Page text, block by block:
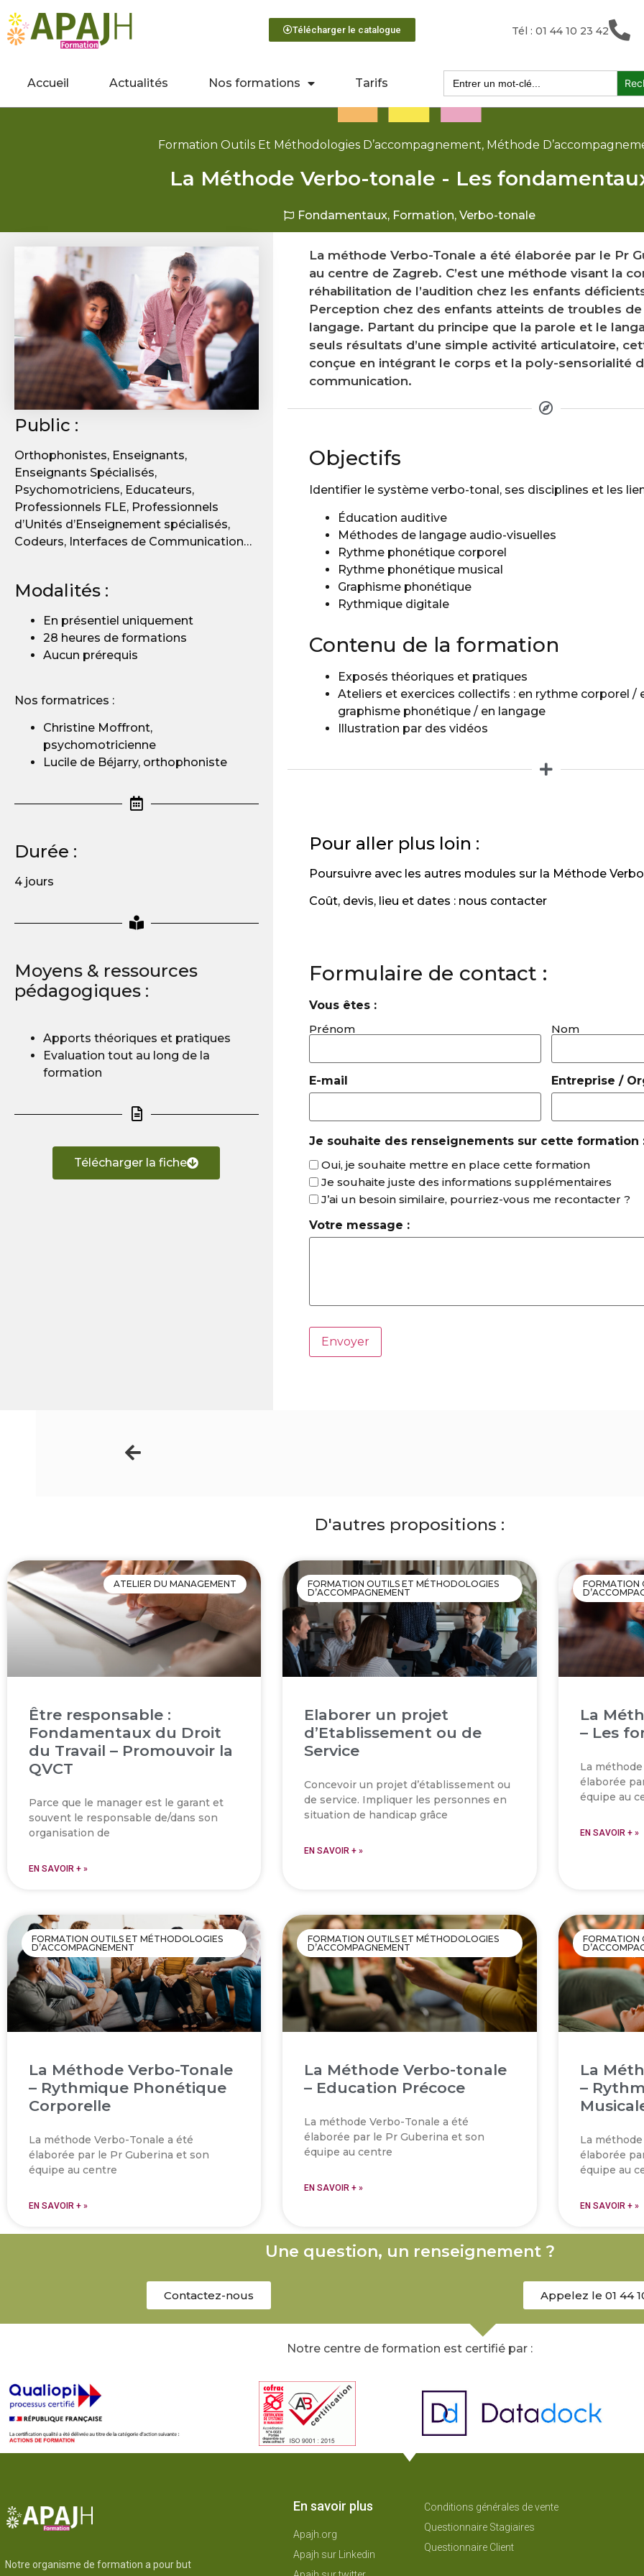
Télécharger le catalogue Tél : 01 44 10 23 42
Accueil Actualités Nos formations Tarifs
Search
for:
Formation Outils Et Méthodologies D’accompagnement, Méthode
La Méthode Verbo-tonale - Les
Fondamentaux, Formation, Verbo-tonale
Public :
Orthophonistes, Enseignants,
Enseignants Spécialisés,
Psychomotriciens, Educateurs,
Professionnels FLE, Professionnels
d’Unités d’Enseignement spécialisés,
Codeurs, Interfaces de Communication…
Modalités :
En présentiel uniquement
28 heures de formations
Aucun prérequis
Nos formatrices :
Christine Moffront,
psychomotricienne
Lucile de Béjarry, orthophoniste
Durée :
4 jours
Moyens & ressources
pédagogiques :
Apports théoriques et pratiques
Evaluation tout au long de la
formation
Télécharger la fiche
La méthode Verbo-Tonale a été élaborée par le Pr
au centre de Zagreb. C’est une méthode visant la
réhabilitation de l’audition chez les enfants
Perception chez des enfants atteints de troubles
langage. Partant du principe que la parole et le
seuls résultats d’une simple activité articulatoire,
conçue en intégrant le corps et la poly-sensorialité
communication.
Objectifs
Identifier le système verbo-tonal, ses disciplines et les
Éducation auditive
Méthodes de langage audio-visuelles
Rythme phonétique corporel
Rythme phonétique musical
Graphisme phonétique
Rythmique digitale
Contenu de la formation
Exposés théoriques et pratiques
Ateliers et exercices collectifs : en rythme corporel /
graphisme phonétique / en langage
Illustration par des vidéos
Pour aller plus loin :
Poursuivre avec les autres modules sur la Méthode
Coût, devis, lieu et dates : nous contacter
Formulaire de contact :
Vous êtes :
Prénom
Nom
E-mail Entreprise /
Je souhaite des renseignements sur cette formation
Oui, je souhaite mettre en place cette formation
Je souhaite juste des informations supplémentaires
J’ai un besoin similaire, pourriez-vous me recontacter ?
Votre message :
D'autres propositions :
ATELIER DU MANAGEMENT
Être responsable :
Fondamentaux du Droit
du Travail – Promouvoir la
QVCT
Parce que le manager est le garant et
souvent le responsable de/dans son
organisation de
EN SAVOIR + »
FORMATION OUTILS ET MÉTHODOLOGIES
D’ACCOMPAGNEMENT
Elaborer un projet
d’Etablissement ou de
Service
Concevoir un projet d’établissement ou
de service. Impliquer les personnes en
situation de handicap grâce
EN SAVOIR + »
FORMATION
La
– Les
La
élaborée
équipe au
EN SAVOIR + »
FORMATION OUTILS ET MÉTHODOLOGIES
D’ACCOMPAGNEMENT
La Méthode Verbo-Tonale
– Rythmique Phonétique
Corporelle
La méthode Verbo-Tonale a été
élaborée par le Pr Guberina et son
équipe au centre
EN SAVOIR + »
FORMATION OUTILS ET MÉTHODOLOGIES
D’ACCOMPAGNEMENT
La Méthode Verbo-tonale
– Education Précoce
La méthode Verbo-Tonale a été
élaborée par le Pr Guberina et son
équipe au centre
EN SAVOIR + »
FORMATION
La
–
La
élaborée
équipe au
EN SAVOIR + »
Une question, un renseignement ?
Contactez-nous Appelez le 01 44
Notre centre de formation est certifié par :
Notre organisme de formation a pour but
En savoir plus
Apajh.org
Apajh sur Linkedin
Conditions générales de vente
Questionnaire Stagiaires
Questionnaire Client